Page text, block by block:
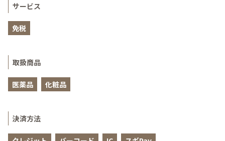
サービス
免税
取扱商品
医薬品 化粧品
決済方法